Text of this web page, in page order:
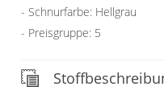
Schnurfarbe: Hellgrau
Preisgruppe: 5